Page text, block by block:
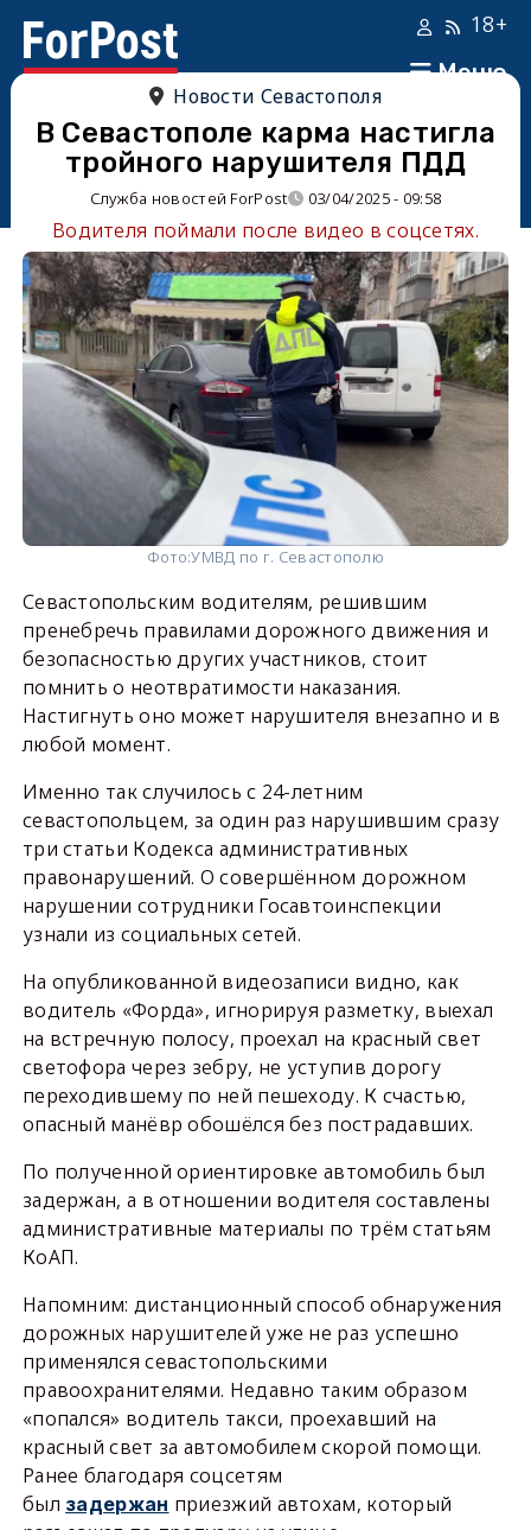
Меню
18+
Новости Севастополя
В Севастополе карма настигла
тройного нарушителя ПДД
Служба новостей ForPost 03/04/2025 - 09:58
Водителя поймали после видео в соцсетях.
Фото:УМВД по г. Севастополю
Севастопольским водителям, решившим
пренебречь правилами дорожного движения и
безопасностью других участников, стоит
помнить о неотвратимости наказания.
Настигнуть оно может нарушителя внезапно и в
любой момент.
Именно так случилось с 24-летним
севастопольцем, за один раз нарушившим сразу
три статьи Кодекса административных
правонарушений. О совершённом дорожном
нарушении сотрудники Госавтоинспекции
узнали из социальных сетей.
На опубликованной видеозаписи видно, как
водитель «Форда», игнорируя разметку, выехал
на встречную полосу, проехал на красный свет
светофора через зебру, не уступив дорогу
переходившему по ней пешеходу. К счастью,
опасный манёвр обошёлся без пострадавших.
По полученной ориентировке автомобиль был
задержан, а в отношении водителя составлены
административные материалы по трём статьям
КоАП.
Напомним: дистанционный способ обнаружения
дорожных нарушителей уже не раз успешно
применялся севастопольскими
правоохранителями. Недавно таким образом
«попался» водитель такси, проехавший на
красный свет за автомобилем скорой помощи.
Ранее благодаря соцсетям
был задержан приезжий автохам, который